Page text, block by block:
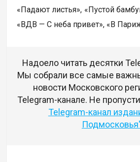
«Падают листья», «Пустой
«ВДВ — С неба привет», «В
Надоело читать десятки
Мы собрали все самые
новости Московского
Telegram-канале. Не
Telegram-канал